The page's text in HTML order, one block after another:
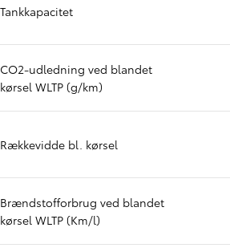
Tankkapacitet
CO2-udledning ved blandet
kørsel WLTP (g/km)
Rækkevidde bl. kørsel
Brændstofforbrug ved blandet
kørsel WLTP (Km/l)